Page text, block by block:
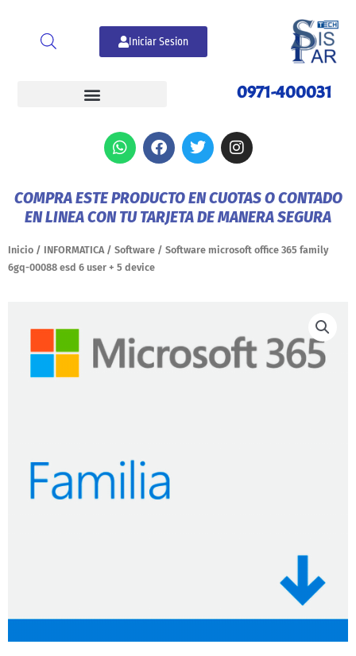
contenido
Iniciar Sesion
0971-400031
W
h
s
a
p
F
a
b
o
k
T
w
t
e
I
n
a
g
a
COMPRA ESTE PRODUCTO EN CUOTAS O CONTADO
EN LINEA CON TU TARJETA DE MANERA SEGURA
Inicio / INFORMATICA / Software / Software microsoft office 365 family
6gq-00088 esd 6 user + 5 device